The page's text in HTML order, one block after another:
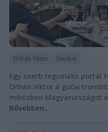
Orbán Viktor Szerbia
Egy szerb regionális portál
Orbán Viktor a gučai
miközben Magyarországot
Bővebben...